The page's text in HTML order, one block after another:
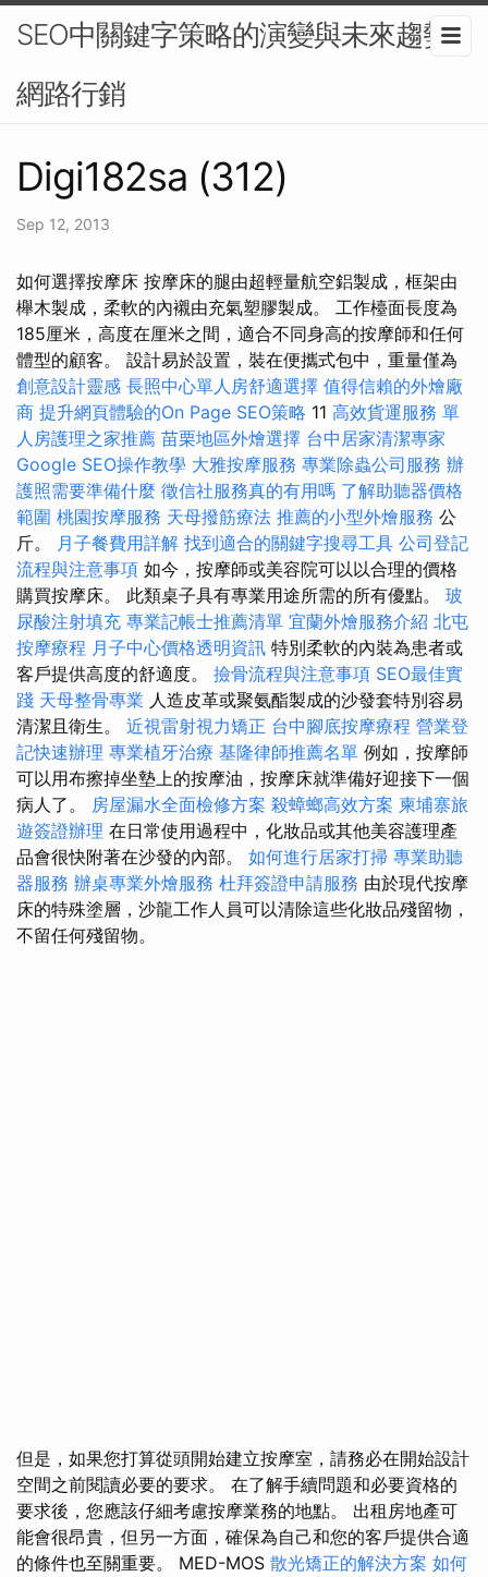
SEO中關鍵字策略的演變與未來趨勢-
網路行銷
Digi182sa (312)
Sep 12, 2013
如何選擇按摩床 按摩床的腿由超輕量航空鋁製成，框架由
櫸木製成，柔軟的內襯由充氣塑膠製成。 工作檯面長度為
185厘米，高度在厘米之間，適合不同身高的按摩師和任何
體型的顧客。 設計易於設置，裝在便攜式包中，重量僅為
創意設計靈感 長照中心單人房舒適選擇 值得信賴的外燴廠
商 提升網頁體驗的On Page SEO策略 11 高效貨運服務 單
人房護理之家推薦 苗栗地區外燴選擇 台中居家清潔專家
Google SEO操作教學 大雅按摩服務 專業除蟲公司服務 辦
護照需要準備什麼 徵信社服務真的有用嗎 了解助聽器價格
範圍 桃園按摩服務 天母撥筋療法 推薦的小型外燴服務 公
斤。 月子餐費用詳解 找到適合的關鍵字搜尋工具 公司登記
流程與注意事項 如今，按摩師或美容院可以以合理的價格
購買按摩床。 此類桌子具有專業用途所需的所有優點。 玻
尿酸注射填充 專業記帳士推薦清單 宜蘭外燴服務介紹 北屯
按摩療程 月子中心價格透明資訊 特別柔軟的內裝為患者或
客戶提供高度的舒適度。 撿骨流程與注意事項 SEO最佳實
踐 天母整骨專業 人造皮革或聚氨酯製成的沙發套特別容易
清潔且衛生。 近視雷射視力矯正 台中腳底按摩療程 營業登
記快速辦理 專業植牙治療 基隆律師推薦名單 例如，按摩師
可以用布擦掉坐墊上的按摩油，按摩床就準備好迎接下一個
病人了。 房屋漏水全面檢修方案 殺蟑螂高效方案 柬埔寨旅
遊簽證辦理 在日常使用過程中，化妝品或其他美容護理產
品會很快附著在沙發的內部。 如何進行居家打掃 專業助聽
器服務 辦桌專業外燴服務 杜拜簽證申請服務 由於現代按摩
床的特殊塗層，沙龍工作人員可以清除這些化妝品殘留物，
不留任何殘留物。
但是，如果您打算從頭開始建立按摩室，請務必在開始設計
空間之前閱讀必要的要求。 在了解手續問題和必要資格的
要求後，您應該仔細考慮按摩業務的地點。 出租房地產可
能會很昂貴，但另一方面，確保為自己和您的客戶提供合適
的條件也至關重要。 MED-MOS 散光矯正的解決方案 如何